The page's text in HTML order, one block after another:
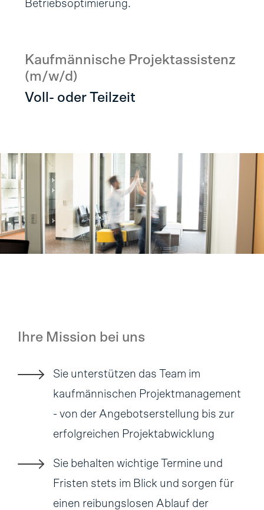
Betriebsoptimierung.
Kaufmännische Projektassistenz
(m/w/d)
Voll- oder Teilzeit
Ihre Mission bei uns
Sie unterstützen das Team im
kaufmännischen Projektmanagement
- von der Angebotserstellung bis zur
erfolgreichen Projektabwicklung
Sie behalten wichtige Termine und
Fristen stets im Blick und sorgen für
einen reibungslosen Ablauf der